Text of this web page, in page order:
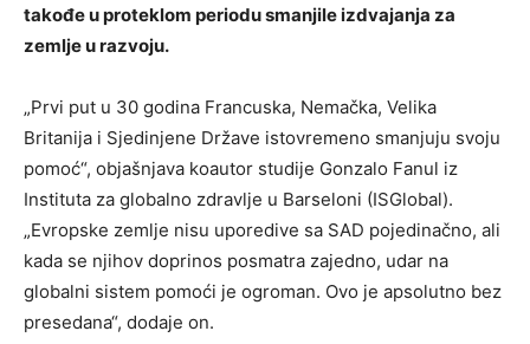
takođe u proteklom periodu smanjile izdvajanja za
zemlje u razvoju.
„Prvi put u 30 godina Francuska, Nemačka, Velika
Britanija i Sjedinjene Države istovremeno smanjuju svoju
pomoć“, objašnjava koautor studije Gonzalo Fanul iz
Instituta za globalno zdravlje u Barseloni (ISGlobal).
„Evropske zemlje nisu uporedive sa SAD pojedinačno, ali
kada se njihov doprinos posmatra zajedno, udar na
globalni sistem pomoći je ogroman. Ovo je apsolutno bez
presedana“, dodaje on.